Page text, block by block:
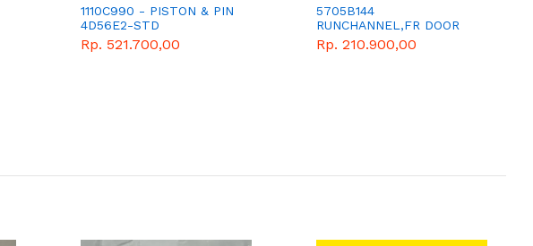
1110C990 - PISTON & PIN
4D56E2-STD
Rp. 521.700,00
5705B144
RUNCHANNEL,FR DOOR
WINDOW GLASS,RH
Rp. 210.900,00